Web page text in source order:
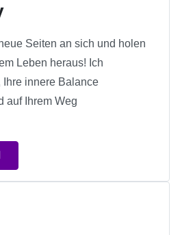
Seiten an sich und holen
Leben heraus! Ich
Ihre innere Balance
auf Ihrem Weg